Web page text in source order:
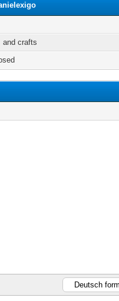
and crafts